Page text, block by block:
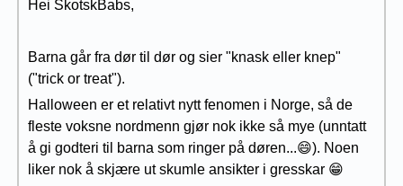
Hei SkotskBabs,
Barna går fra dør til dør og sier "knask eller knep"
("trick or treat").
Halloween er et relativt nytt fenomen i Norge, så de
fleste voksne nordmenn gjør nok ikke så mye (unntatt
å gi godteri til barna som ringer på døren...😄). Noen
liker nok å skjære ut skumle ansikter i gresskar 😁